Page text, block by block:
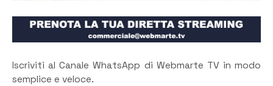
Iscriviti al Canale WhatsApp di Webmarte TV in modo
semplice e veloce.